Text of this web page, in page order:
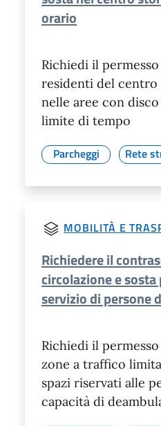
orario
Richiedi il
residenti del centro
nelle aree con
limite di tempo
Parcheggi Rete
MOBILITÀ E
Richiedere il
circolazione e
servizio di persone
Richiedi il
zone a traffico
spazi riservati alle
capacità di